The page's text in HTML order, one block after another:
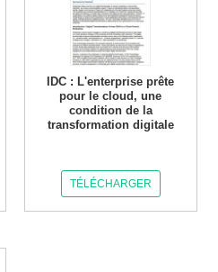
IDC : L'enterprise prête
pour le cloud, une
condition de la
transformation digitale
TÉLÉCHARGER